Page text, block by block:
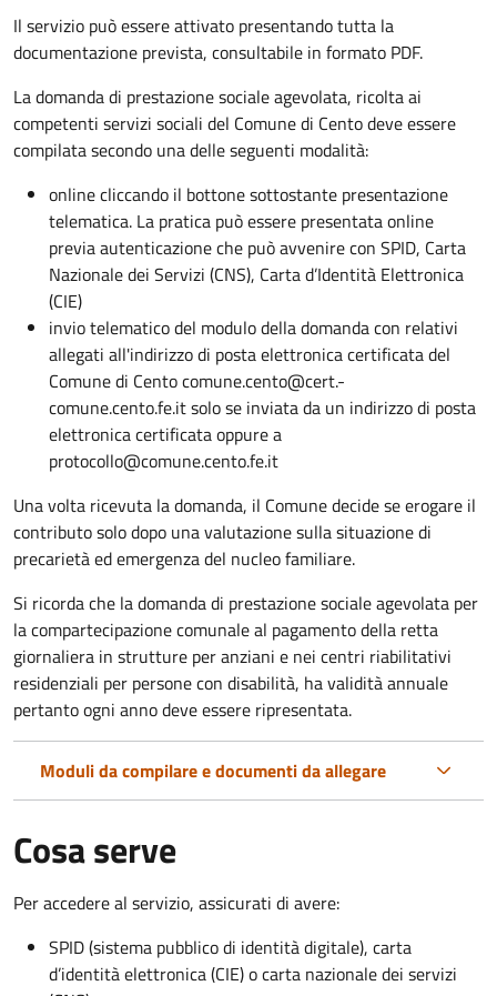
Il servizio può essere attivato presentando tutta la
documentazione prevista, consultabile in formato PDF.
La domanda di prestazione sociale agevolata, ricolta ai
competenti servizi sociali del Comune di Cento deve essere
compilata secondo una delle seguenti modalità:
online cliccando il bottone sottostante presentazione
telematica. La pratica può essere presentata online
previa autenticazione che può avvenire con SPID, Carta
Nazionale dei Servizi (CNS), Carta d’Identità Elettronica
(CIE)
invio telematico del modulo della domanda con relativi
allegati all'indirizzo di posta elettronica certificata del
Comune di Cento comune.cento@cert.-
comune.cento.fe.it solo se inviata da un indirizzo di posta
elettronica certificata oppure a
protocollo@comune.cento.fe.it
Una volta ricevuta la domanda, il Comune decide se erogare il
contributo solo dopo una valutazione sulla situazione di
precarietà ed emergenza del nucleo familiare.
Si ricorda che la domanda di prestazione sociale agevolata per
la compartecipazione comunale al pagamento della retta
giornaliera in strutture per anziani e nei centri riabilitativi
residenziali per persone con disabilità, ha validità annuale
pertanto ogni anno deve essere ripresentata.
Moduli da compilare e documenti da allegare
Cosa serve
Per accedere al servizio, assicurati di avere:
SPID (sistema pubblico di identità digitale), carta
d’identità elettronica (CIE) o carta nazionale dei servizi